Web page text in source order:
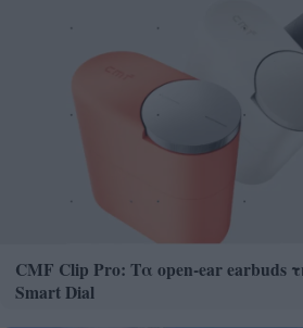
CMF Clip Pro: Τα open-ear earbuds
Smart Dial